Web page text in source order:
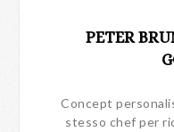
PETER
Concept
stesso chef per